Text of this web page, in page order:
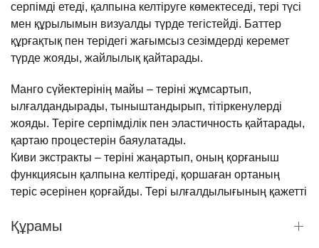
серпімді етеді, қалпына келтіруге көмектеседі, тері түсі
мен құрылымын визуалды түрде тегістейді. Баттер
құрғақтық пен терідегі жағымсыз сезімдерді керемет
түрде жояды, жайлылық қайтарады.
Манго сүйектерінің майы – теріні жұмсартып,
ылғалдандырады, тыныштандырып, тітіркенулерді
жояды. Теріге серпімділік пен эластичность қайтарады,
қартаю процестерін баяулатады.
Киви экстракты – теріні жаңартып, оның қорғаныш
функциясын қалпына келтіреді, қоршаған ортаның
теріс әсерінен қорғайды. Тері ылғалдылығының қажетті
етеді, құрғақтық, қабыршақтану және күңгірт түс жояды.
Құрамы